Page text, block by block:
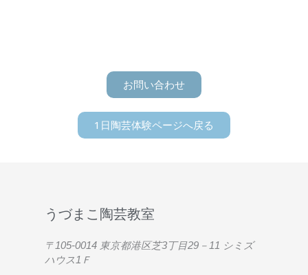
お問い合わせ
1日陶芸体験ページへ戻る
うづまこ陶芸教室
〒105-0014 東京都港区芝3丁目29－11 シミズ
ハウス1Ｆ